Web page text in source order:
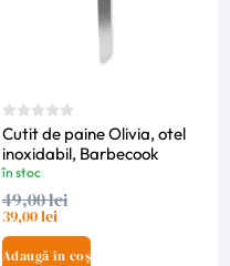
Cutit de paine Olivia, otel
inoxidabil, Barbecook
în stoc
49,00 lei
39,00 lei
Adaugă în coș